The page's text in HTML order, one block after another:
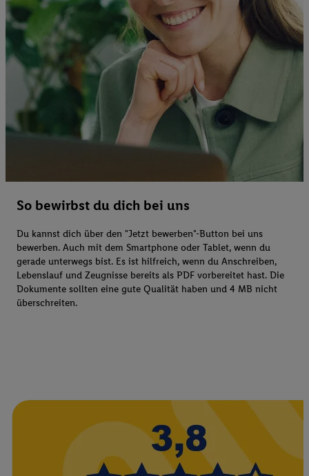
So bewirbst du dich bei uns
Du kannst dich über den "Jetzt bewerben"-Button bei uns
bewerben. Auch mit dem Smartphone oder Tablet, wenn du
gerade unterwegs bist. Es ist hilfreich, wenn du Anschreiben,
Lebenslauf und Zeugnisse bereits als PDF vorbereitet hast. Die
Dokumente sollten eine gute Qualität haben und 4 MB nicht
überschreiten.